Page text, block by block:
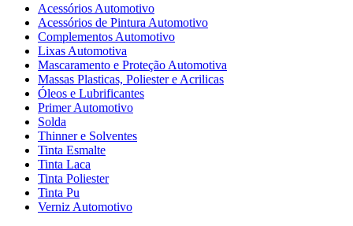
Acessórios Automotivo
Acessórios de Pintura Automotivo
Complementos Automotivo
Lixas Automotiva
Mascaramento e Proteção Automotiva
Massas Plasticas, Poliester e Acrilicas
Óleos e Lubrificantes
Primer Automotivo
Solda
Thinner e Solventes
Tinta Esmalte
Tinta Laca
Tinta Poliester
Tinta Pu
Verniz Automotivo